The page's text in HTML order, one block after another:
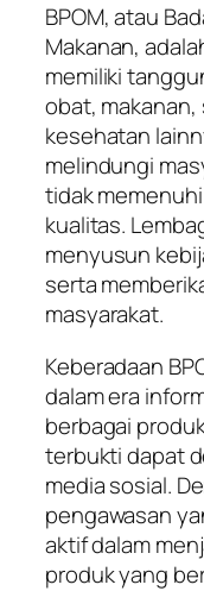
BPOM, atau
Makanan,
memiliki
obat,
kesehatan
melindungi
tidak
kualitas.
menyusun
serta
masyarakat.
Keberadaan
dalam era
berbagai
terbukti dapat
media sosial.
pengawasan
aktif dalam
produk yang